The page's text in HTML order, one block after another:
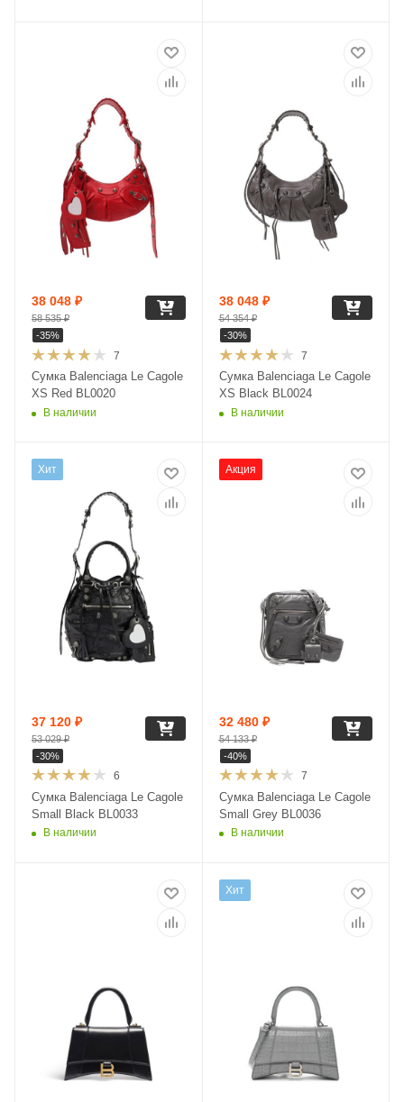
7
Сумка Balenciaga Le Cagole
XS Red BL0020
В наличии
38 048 ₽
58 535₽
-35%
7
Сумка Balenciaga Le Cagole
XS Black BL0024
В наличии
38 048₽
54 354₽
-30%
Хит
6
Сумка Balenciaga Le Cagole
Small Black BL0033
В наличии
37 120 ₽
53 029₽
-30%
Акция
7
Сумка Balenciaga Le Cagole
Small Grey BL0036
В наличии
32 480₽
54 133₽
-40%
Хит